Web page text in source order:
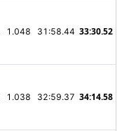
1.048 31:58.44 33:30.52
1.038 32:59.37 34:14.58